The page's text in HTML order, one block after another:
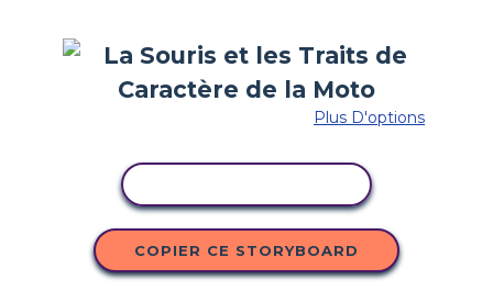
Plus D'options
COPIER CE STORYBOARD